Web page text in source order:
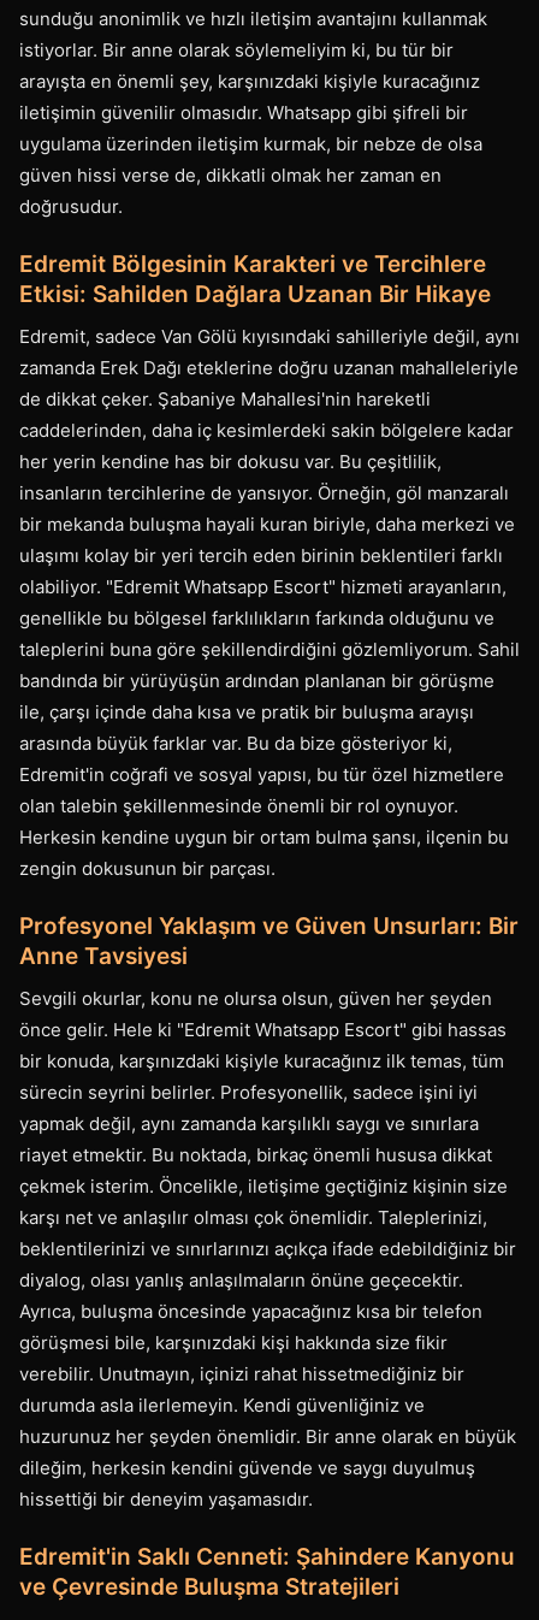
sunduğu anonimlik ve hızlı iletişim avantajını kullanmak
istiyorlar. Bir anne olarak söylemeliyim ki, bu tür bir
arayışta en önemli şey, karşınızdaki kişiyle kuracağınız
iletişimin güvenilir olmasıdır. Whatsapp gibi şifreli bir
uygulama üzerinden iletişim kurmak, bir nebze de olsa
güven hissi verse de, dikkatli olmak her zaman en
doğrusudur.
Edremit Bölgesinin Karakteri ve Tercihlere
Etkisi: Sahilden Dağlara Uzanan Bir Hikaye
Edremit, sadece Van Gölü kıyısındaki sahilleriyle değil, aynı
zamanda Erek Dağı eteklerine doğru uzanan mahalleleriyle
de dikkat çeker. Şabaniye Mahallesi'nin hareketli
caddelerinden, daha iç kesimlerdeki sakin bölgelere kadar
her yerin kendine has bir dokusu var. Bu çeşitlilik,
insanların tercihlerine de yansıyor. Örneğin, göl manzaralı
bir mekanda buluşma hayali kuran biriyle, daha merkezi ve
ulaşımı kolay bir yeri tercih eden birinin beklentileri farklı
olabiliyor. "Edremit Whatsapp Escort" hizmeti arayanların,
genellikle bu bölgesel farklılıkların farkında olduğunu ve
taleplerini buna göre şekillendirdiğini gözlemliyorum. Sahil
bandında bir yürüyüşün ardından planlanan bir görüşme
ile, çarşı içinde daha kısa ve pratik bir buluşma arayışı
arasında büyük farklar var. Bu da bize gösteriyor ki,
Edremit'in coğrafi ve sosyal yapısı, bu tür özel hizmetlere
olan talebin şekillenmesinde önemli bir rol oynuyor.
Herkesin kendine uygun bir ortam bulma şansı, ilçenin bu
zengin dokusunun bir parçası.
Profesyonel Yaklaşım ve Güven Unsurları: Bir
Anne Tavsiyesi
Sevgili okurlar, konu ne olursa olsun, güven her şeyden
önce gelir. Hele ki "Edremit Whatsapp Escort" gibi hassas
bir konuda, karşınızdaki kişiyle kuracağınız ilk temas, tüm
sürecin seyrini belirler. Profesyonellik, sadece işini iyi
yapmak değil, aynı zamanda karşılıklı saygı ve sınırlara
riayet etmektir. Bu noktada, birkaç önemli hususa dikkat
çekmek isterim. Öncelikle, iletişime geçtiğiniz kişinin size
karşı net ve anlaşılır olması çok önemlidir. Taleplerinizi,
beklentilerinizi ve sınırlarınızı açıkça ifade edebildiğiniz bir
diyalog, olası yanlış anlaşılmaların önüne geçecektir.
Ayrıca, buluşma öncesinde yapacağınız kısa bir telefon
görüşmesi bile, karşınızdaki kişi hakkında size fikir
verebilir. Unutmayın, içinizi rahat hissetmediğiniz bir
durumda asla ilerlemeyin. Kendi güvenliğiniz ve
huzurunuz her şeyden önemlidir. Bir anne olarak en büyük
dileğim, herkesin kendini güvende ve saygı duyulmuş
hissettiği bir deneyim yaşamasıdır.
Edremit'in Saklı Cenneti: Şahindere Kanyonu
ve Çevresinde Buluşma Stratejileri